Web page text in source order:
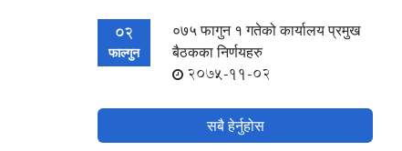
02
फाल्गुन
०७५ फागुन १ गतेको कार्यालय प्रमुख
बैठकका निर्णयहरु
2075-11-02
सबै हेर्नुहोस